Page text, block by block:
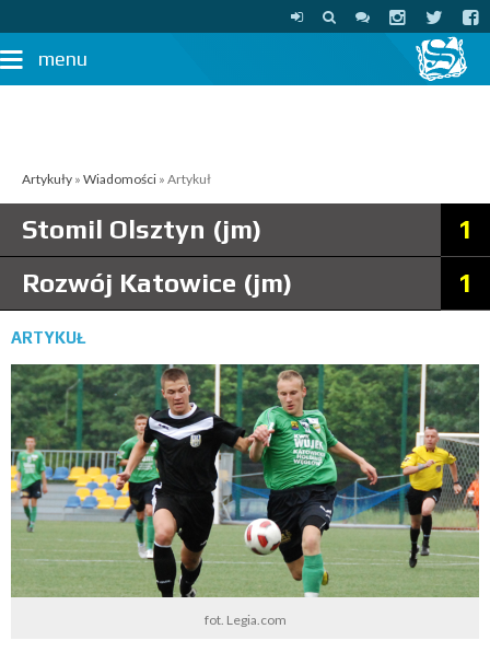
menu
Artykuły » Wiadomości » Artykuł
Stomil Olsztyn (jm)
1
Rozwój Katowice (jm)
1
ARTYKUŁ
fot. Legia.com